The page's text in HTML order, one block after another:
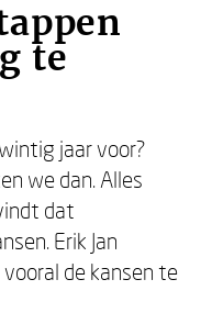
te
jaar voor?
we dan. Alles
dat
Erik Jan
de kansen te